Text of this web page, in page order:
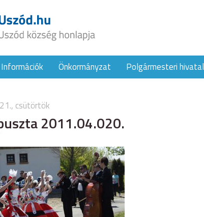
Önkormányzat Polgármesteri hivatal
csütörtök
2011.04.020.